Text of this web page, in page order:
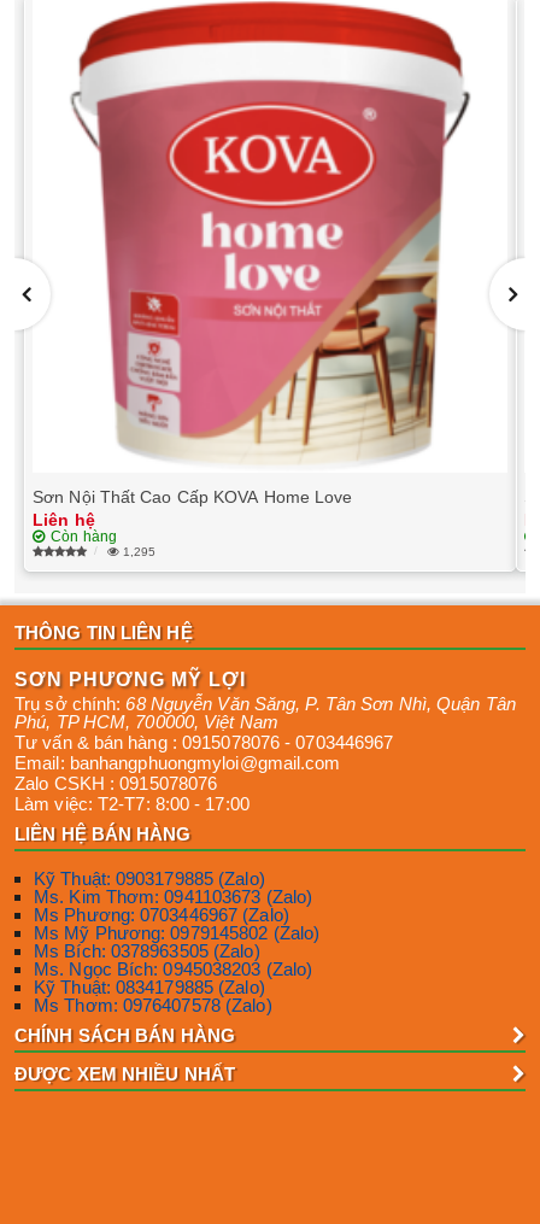
Sơn Nội Thất Cao Cấp KOVA Home Love
Liên hệ
Còn hàng
1,295
THÔNG TIN LIÊN HỆ
SƠN PHƯƠNG MỸ LỢI
Trụ sở chính:68 Nguyễn Văn Săng, P. Tân Sơn Nhì,Quận Tân
Phú, TP HCM, 700000, Việt Nam
Tư vấn & bán hàng : 0915078076 -0703446967
Email: banhangphuongmyloi@gmail.com
Zalo CSKH :0915078076
Làm việc: T2-T7: 8:00 - 17:00
LIÊN HỆ BÁN HÀNG
Kỹ Thuật: 0903179885 (Zalo)
Ms. Kim Thơm: 0941103673 (Zalo)
Ms Phương: 0703446967 (Zalo)
Ms Mỹ Phương: 0979145802 (Zalo)
Ms Bích: 0378963505 (Zalo)
Ms. Ngọc Bích: 0945038203 (Zalo)
Kỹ Thuật: 0834179885 (Zalo)
Ms Thơm: 0976407578 (Zalo)
CHÍNH SÁCH BÁN HÀNG
ĐƯỢC XEM NHIỀU NHẤT